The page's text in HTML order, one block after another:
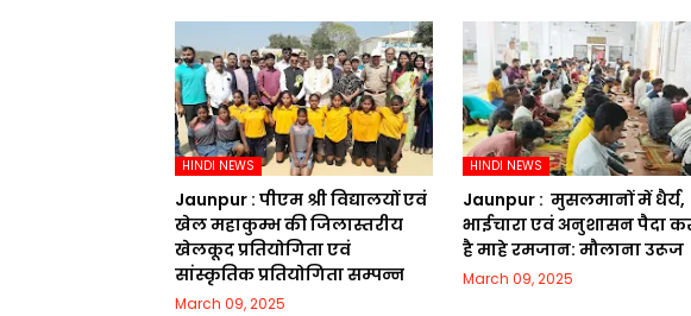
HINDI NEWS
Jaunpur :​ पीएम श्री विद्यालयों एवं
खेल महाकुम्भ की जिलास्तरीय
खेलकूद प्रतियोगिता एवं
सांस्कृतिक प्रतियोगिता सम्पन्न
March 09, 2025
HINDI NEWS
Jaunpur : ​ मुसलमानों में धैर्य,
भाईचारा एवं अनुशासन पैदा
है माहे रमजान: मौलाना उरूज
March 09, 2025